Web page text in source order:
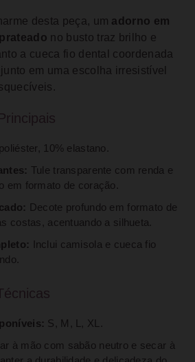
desta peça, um adorno em
no busto traz brilho e
a cueca fio dental coordenada
em uma escolha irresistível
10% elastano.
Tule transparente com renda e
em formato de coração.
Decote profundo em formato de
costas, acentuando a silhueta.
Inclui camisola e cueca fio
S, M, L, XL.
à mão com sabão neutro e secar à